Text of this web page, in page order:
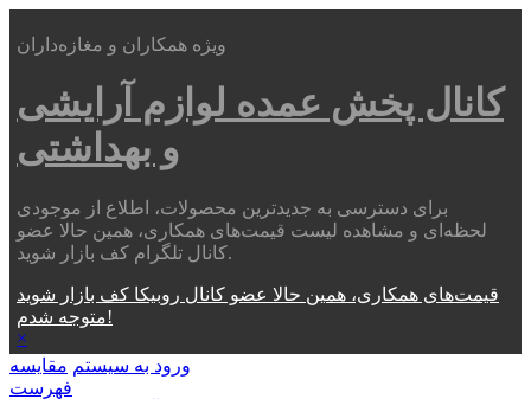
ویژه همکاران و مغازه‌داران
کانال پخش عمده لوازم آرایشی
و بهداشتی
برای دسترسی به جدیدترین محصولات، اطلاع از موجودی
لحظه‌ای و مشاهده لیست قیمت‌های همکاری، همین حالا عضو
کانال تلگرام کف بازار شوید.
قیمت‌های همکاری، همین حالا عضو کانال روبیکا کف بازار شوید
متوجه شدم!
×
ورود به سیستم مقایسه
فهرست